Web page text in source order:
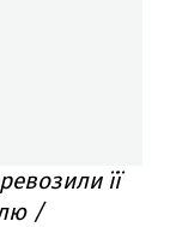
її
/